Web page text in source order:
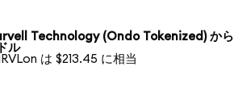
Technology (Ondo Tokenized) から
ル
は $213.45 に相当